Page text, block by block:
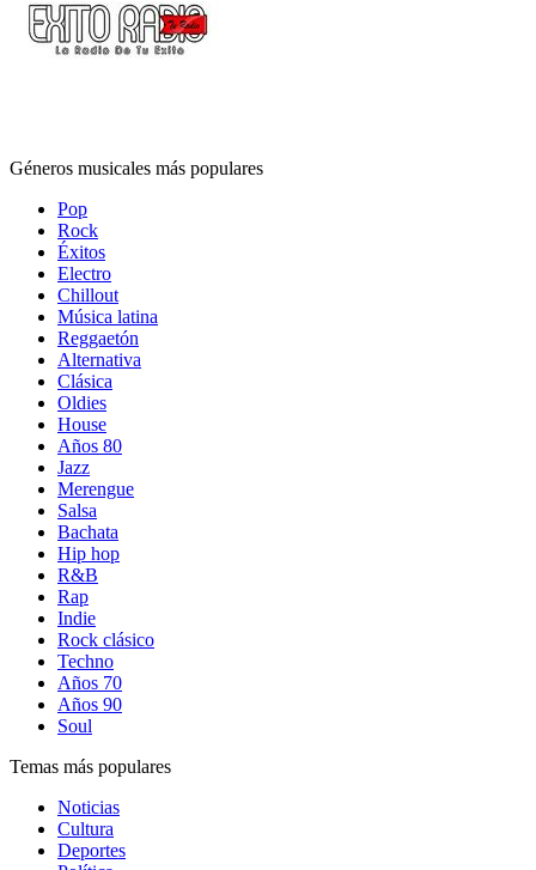
Géneros musicales más populares
Pop
Rock
Éxitos
Electro
Chillout
Música latina
Reggaetón
Alternativa
Clásica
Oldies
House
Años 80
Jazz
Merengue
Salsa
Bachata
Hip hop
R&B
Rap
Indie
Rock clásico
Techno
Años 70
Años 90
Soul
Temas más populares
Noticias
Cultura
Deportes